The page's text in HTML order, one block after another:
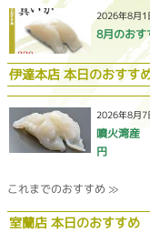
2026年8月1
8月のおす
伊達本店 本日のおすす
2026年8月7
噴火湾
円
これまでのおすすめ ≫
室蘭店 本日のおすすめ